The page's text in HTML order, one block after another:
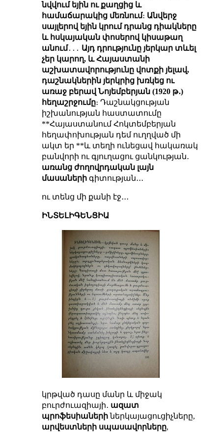
նվվում եյին ու քաղցից և
համաճարակից մեռնում։ Անվերջ
սայլերով եյին կրում դրանց դիակները
և հսկայական փոսերով կիսաթաղ
անում․․․ Այդ դրությունը յերկար տևել
չեր կարող, և Հայաստանի
աշխատավորությունը վոտքի յելավ,
դաշնակներին յերկրից խռկեց ու
առաջ բերավ Նոյեմբերյան (1920 թ․)
հեղաշրջումը։ Դաշնակցության
իշխանության հաստատումը
**Հայաստանում Հոկտեմբերյան
հեղափոխության դեմ ուղղված մի
ակտ եր **և տեղի ունեցավ հակառակ
բանվորի ու գյուղացու ցանկության․
առանց ժողովրդական լայն
մասաներիգիտության․․․
ու տենց մի քանի էջ․․․
ԻՆՏԵԼԻԳԵՆՑԻԱ
կրթված դասը մանր և միջակ
բուրժուազիայի․ ազատ
պրոֆեսիաներիներկայացուցիչները,
արվեստների սպասավորները,